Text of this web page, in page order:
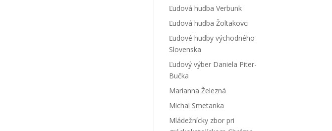
Ľudová hudba Verbunk
Ľudová hudba Žoltakovci
Ľudové hudby východného
Slovenska
Ľudový výber Daniela Piter-
Bučka
Marianna Železná
Michal Smetanka
Mládežnícky zbor pri